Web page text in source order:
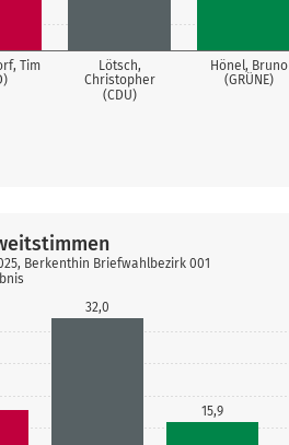
Tim
Lötsch,
Christopher
(CDU)
Hönel, Bruno
(GRÜNE)
32,0
15,9
Berkenthin Briefwahlbezirk 001